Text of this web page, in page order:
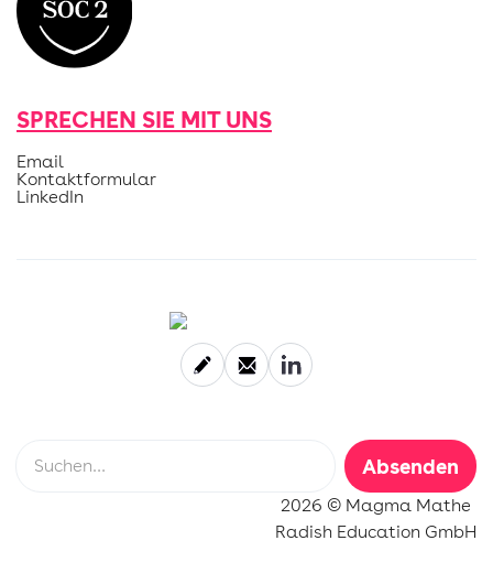
SPRECHEN SIE MIT UNS
Email
Kontaktformular
LinkedIn
2026 © Magma Mathe
Radish Education GmbH